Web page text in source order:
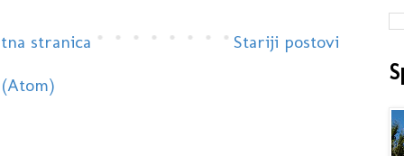
Stariji postovi
stranica